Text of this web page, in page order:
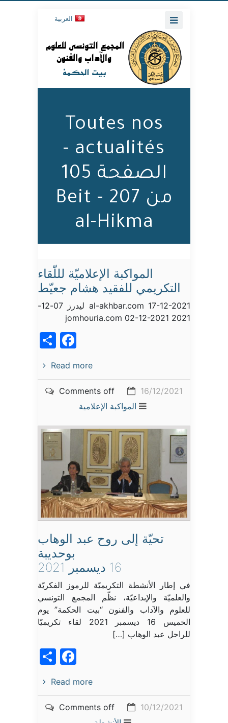
العربية
Toutes nos
actualités -
الصفحة 105
من 207 - Beit
al-Hikma
المواكبة الإعلاميّة لللّقاء
التكريمي للفقيد هشام جعيّط
al-akhbar.com 17-12-2021 ليدرز 07-12-
2021 jomhouria.com 02-12-2021
Read more
16/12/2021
Comments off
المواكبة الإعلامية
تحيّة إلى روح عبد الوهاب
بوحديبة
16 ديسمبر 2021
في إطار الأنشطة التكريميّة للرموز الفكريّة
والعلميّة والإبداعيّة، نظّم المجمع التونسي
للعلوم والآداب والفنون “بيت الحكمة” يوم
الخميس 16 ديسمبر 2021 لقاء تكريميّا
للراحل عبد الوهاب […]
Read more
10/12/2021
Comments off